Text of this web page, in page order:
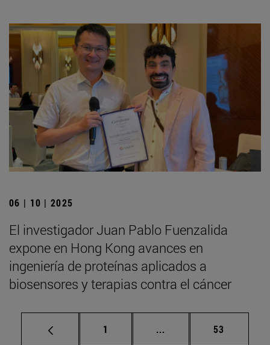
06 | 10 | 2025
El investigador Juan Pablo Fuenzalida
expone en Hong Kong avances en
ingeniería de proteínas aplicados a
biosensores y terapias contra el cáncer
Página
1 ... Páginas intermedias
Página
53